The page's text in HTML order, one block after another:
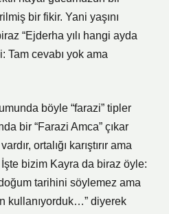
bir fikir. Yani yaşını
“Ejderha yılı hangi ayda
Tam cevabı yok ama
böyle “farazi” tipler
bir “Farazi Amca” çıkar
ortalığı karıştırır ama
İşte bizim Kayra da biraz öyle:
tarihini söylemez ama
kullanıyorduk…” diyerek